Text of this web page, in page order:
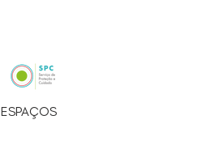
ESPAÇOS